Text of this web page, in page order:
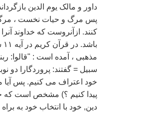
داور و مالک يوم الدين
پس مرگ و حيات نخست ، مرگی
کنند. ازآنروست که خداوند
مذهبی ، آمده است : ‌"قالوا: ربنا
سبيل = گفتند: پروردگارا دو
خود اعتراف می کنيم. پس
پيدا کنيم ؟) مشخص است که
دين, خود با انتخاب خود به